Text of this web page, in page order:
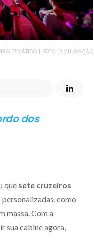
TEMÁTICO | FOTO: DIVULGAÇÃO
dos
que sete cruzeiros
como
massa. Com a
sua cabine agora,